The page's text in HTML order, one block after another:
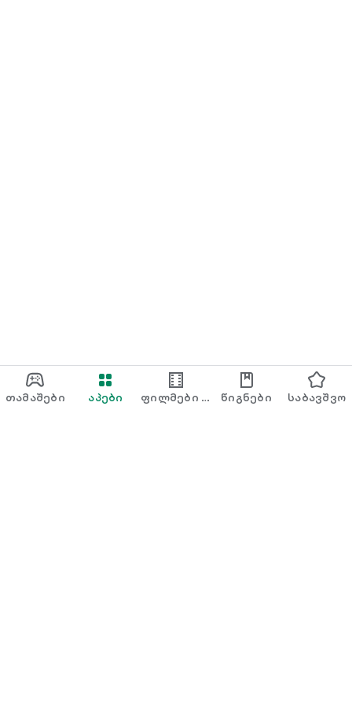
თამაშები აპები
ფილმები &
წიგნები საბავშვო
მიწოდებისთვის. გარდა ამისა, ჩვენი მართვის პლატფორმა
საშუალებას მოგცემთ გქონდეთ მეტი კონტროლი ხარჯებზე.